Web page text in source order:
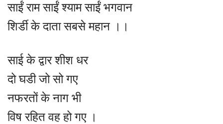
साईं राम साईं श्याम साईं भगवान
शिर्डी के दाता सबसे महान ।।
साई के द्वार शीश धर
दो घडी जो सो गए
नफरतों के नाग भी
विष रहित वह हो गए ।